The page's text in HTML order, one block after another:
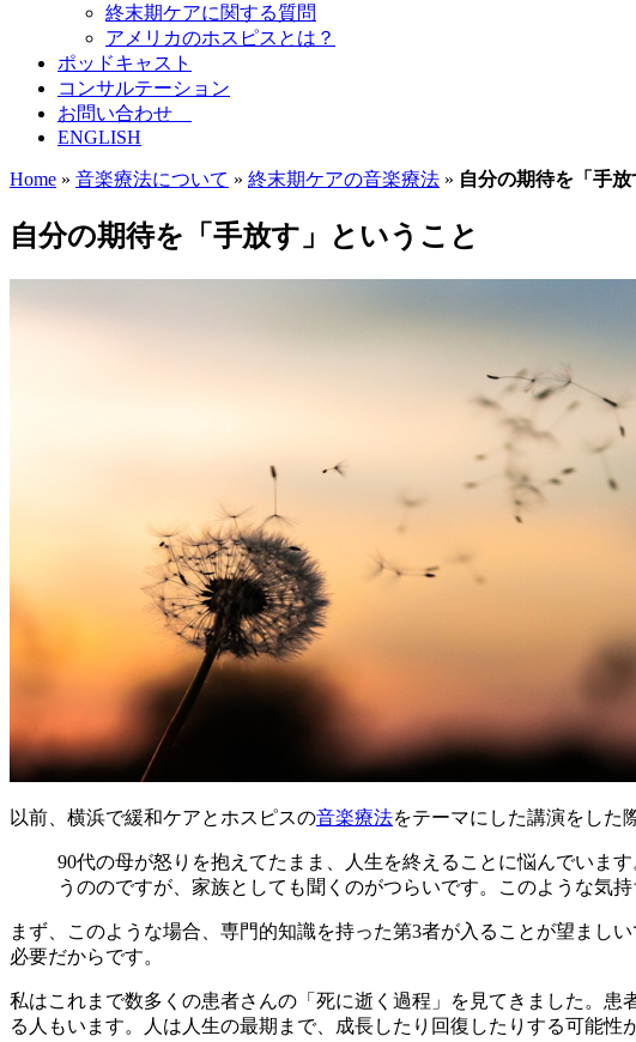
終末期ケアに関する質問
アメリカのホスピスとは？
ポッドキャスト
コンサルテーション
お問い合わせ
ENGLISH
Home » 音楽療法について » 終末期ケアの音楽療法 » 自分の期待を「手
自分の期待を「手放す」ということ
以前、横浜で緩和ケアとホスピスの音楽療法をテーマにした講演をした
90代の母が怒りを抱えてたまま、人生を終えることに悩んでいま
うののですが、家族としても聞くのがつらいです。このような気
まず、このような場合、専門的知識を持った第3者が入ることが望まし
必要だからです。
私はこれまで数多くの患者さんの「死に逝く過程」を見てきました。
る人もいます。人は人生の最期まで、成長したり回復したりする可能性